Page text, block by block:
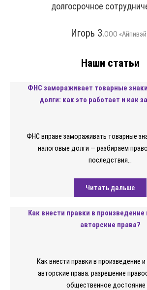
долгосрочное
Игорь З.ООО
Наши статьи
ФНС замораживает товарные
долги: как это работает и как
ФНС вправе замораживать товарные
налоговые долги — разбираем
последствия…
Читать дальше
Как внести правки в произведение
авторские права?
Как внести правки в произведение
авторские права: разрешение
общественное достояние